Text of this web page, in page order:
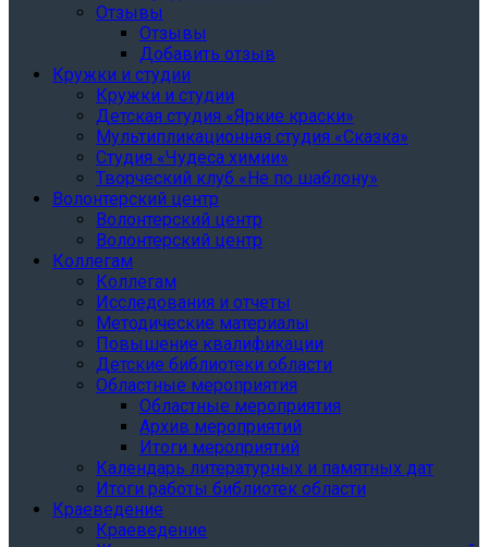
Отзывы
Отзывы
Добавить отзыв
Кружки и студии
Кружки и студии
Детская студия «Яркие краски»
Мультипликационная студия «Сказка»
Студия «Чудеса химии»
Творческий клуб «Не по шаблону»
Волонтерский центр
Волонтерский центр
Волонтерский центр
Коллегам
Коллегам
Исследования и отчеты
Методические материалы
Повышение квалификации
Детские библиотеки области
Областные мероприятия
Областные мероприятия
Архив мероприятий
Итоги мероприятий
Календарь литературных и памятных дат
Итоги работы библиотек области
Краеведение
Краеведение